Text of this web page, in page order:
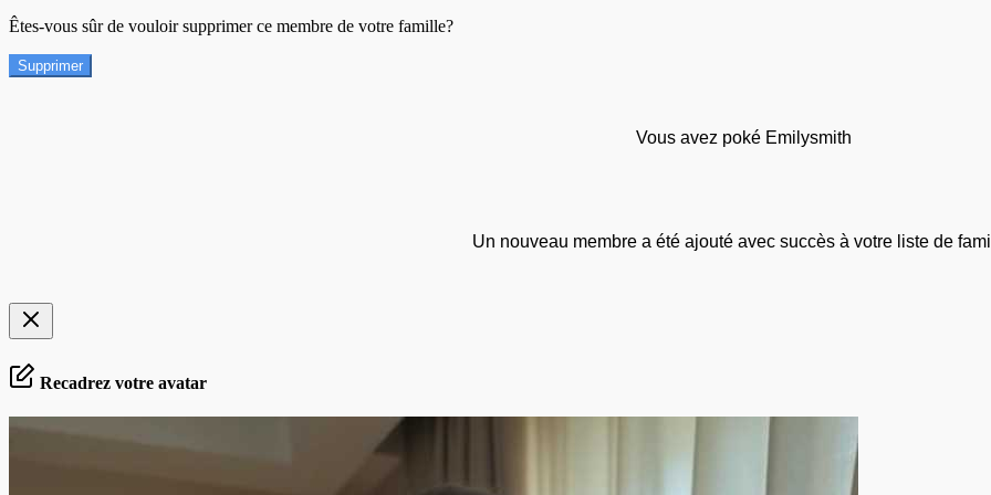
Êtes-vous sûr de vouloir supprimer ce membre de votre famille?
Supprimer
Vous avez poké Emilysmith
Un nouveau membre a été ajouté avec succès à votre liste de
Recadrez votre avatar